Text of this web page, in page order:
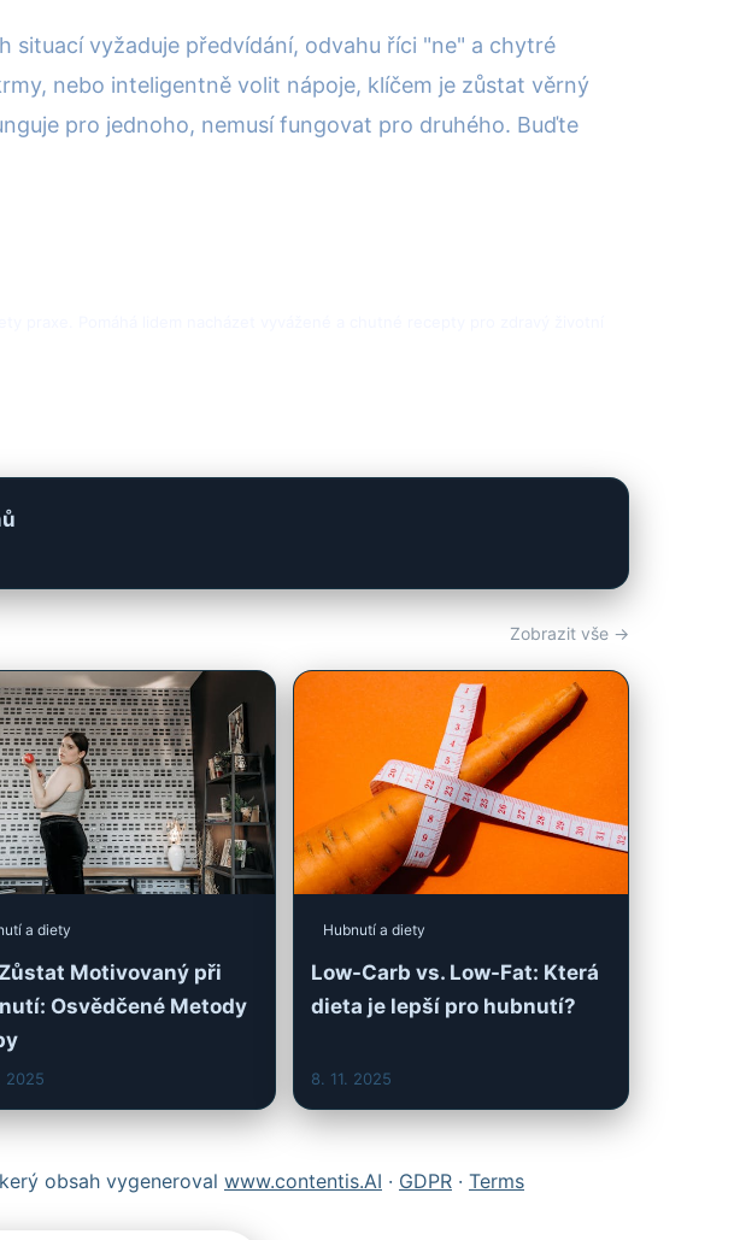
situací vyžaduje předvídání, odvahu říci "ne" a chytré
nebo inteligentně volit nápoje, klíčem je zůstat věrný
pro jednoho, nemusí fungovat pro druhého. Buďte
Zobrazit vše →
a diety
Motivovaný při
Osvědčené Metody
2025
Hubnutí a diety
Low-Carb vs. Low-Fat: Která
dieta je lepší pro hubnutí?
8. 11. 2025
obsah vygeneroval www.contentis.AI · GDPR · Terms